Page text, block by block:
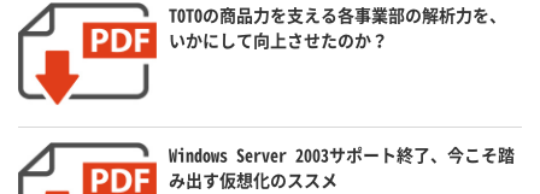
TOTOの商品力を支える各事業部の解析力を、
いかにして向上させたのか？
Windows Server 2003サポート終了、今こそ踏
み出す仮想化のススメ